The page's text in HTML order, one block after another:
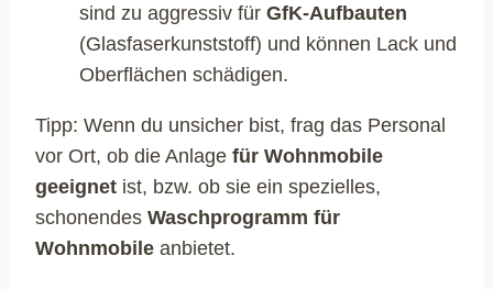
sind zu aggressiv für GfK-Aufbauten
(Glasfaserkunststoff) und können Lack und
Oberflächen schädigen.
Tipp: Wenn du unsicher bist, frag das Personal
vor Ort, ob die Anlage für Wohnmobile
geeignet ist, bzw. ob sie ein spezielles,
schonendes Waschprogramm für
Wohnmobile anbietet.